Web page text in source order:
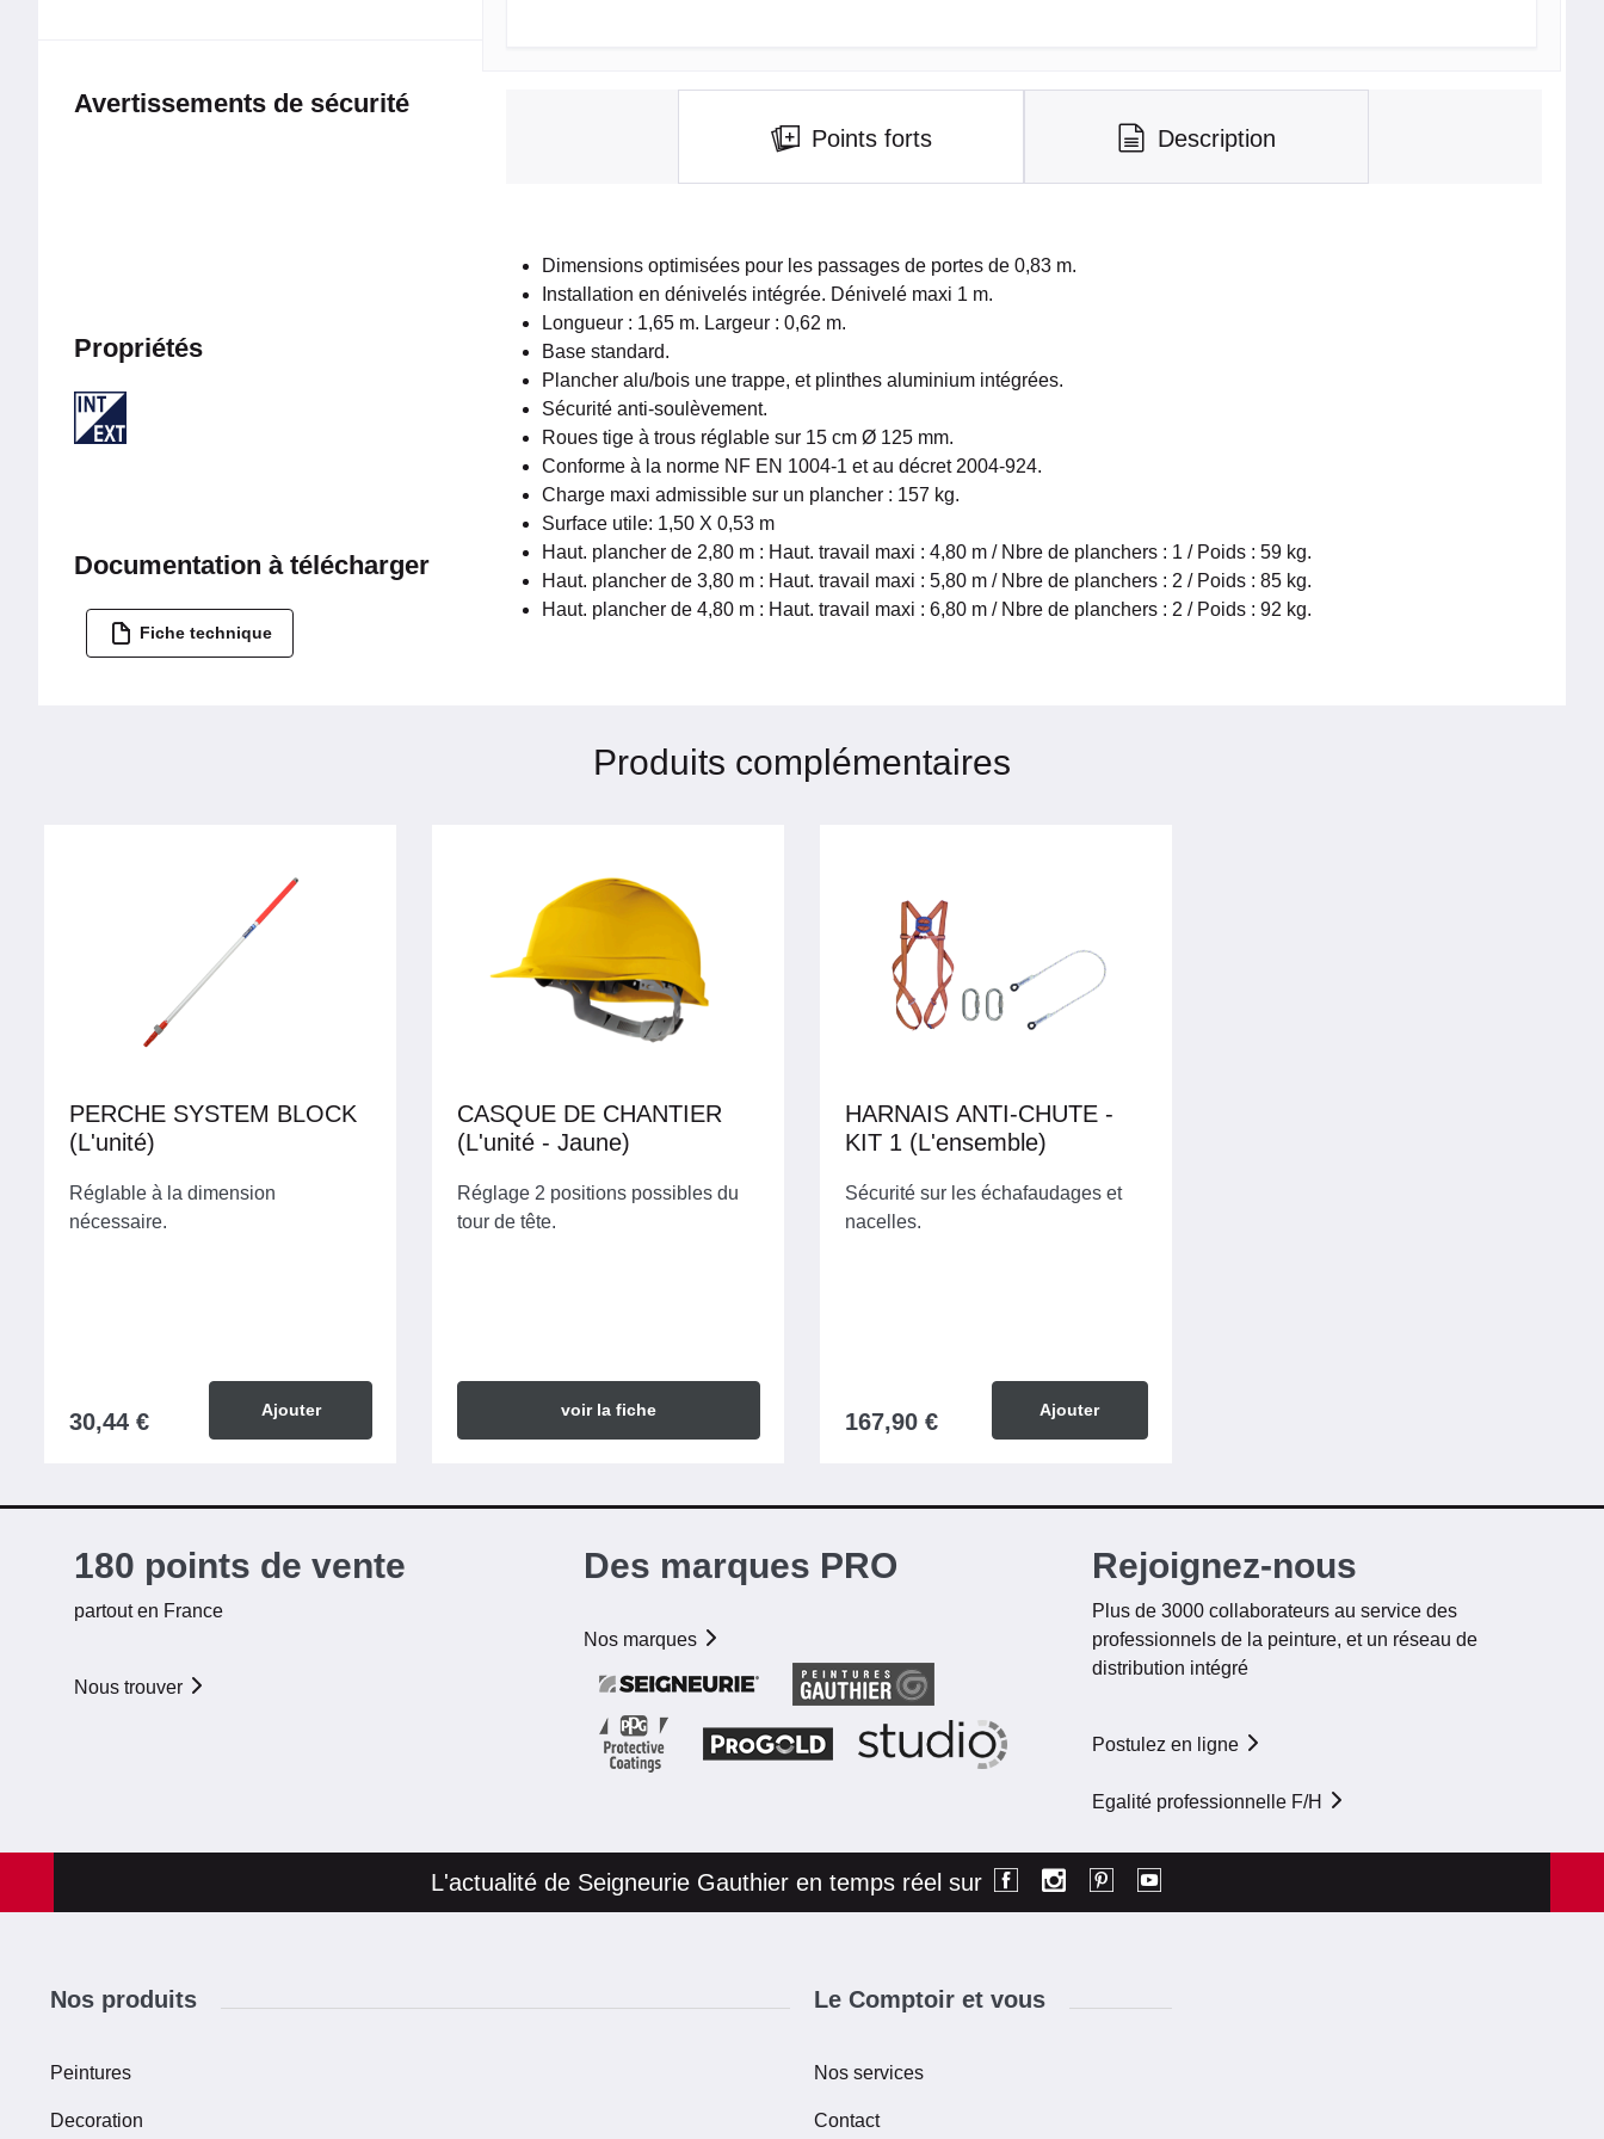
Avertissements de sécurité
Propriétés
Documentation à télécharger
Fiche technique
Points forts Description
Dimensions optimisées pour les passages de portes de 0,83 m.
Installation en dénivelés intégrée. Dénivelé maxi 1 m.
Longueur : 1,65 m. Largeur : 0,62 m.
Base standard.
Plancher alu/bois une trappe, et plinthes aluminium intégrées.
Sécurité anti-soulèvement.
Roues tige à trous réglable sur 15 cm Ø 125 mm.
Conforme à la norme NF EN 1004-1 et au décret 2004-924.
Charge maxi admissible sur un plancher : 157 kg.
Surface utile: 1,50 X 0,53 m
Haut. plancher de 2,80 m : Haut. travail maxi : 4,80 m / Nbre de planchers : 1 / Poids : 59 kg.
Haut. plancher de 3,80 m : Haut. travail maxi : 5,80 m / Nbre de planchers : 2 / Poids : 85 kg.
Haut. plancher de 4,80 m : Haut. travail maxi : 6,80 m / Nbre de planchers : 2 / Poids : 92 kg.
Produits complémentaires
PERCHE SYSTEM BLOCK
(L'unité)
Réglable à la dimension
nécessaire.
30,44 € Ajouter
CASQUE DE CHANTIER
(L'unité - Jaune)
Réglage 2 positions possibles du
tour de tête.
voir la fiche
HARNAIS ANTI-CHUTE -
KIT 1 (L'ensemble)
Sécurité sur les échafaudages et
nacelles.
167,90 € Ajouter
180 points de vente
partout en France
Nous trouver
Des marques PRO
Nos marques
Rejoignez-nous
Plus de 3000 collaborateurs au service des
professionnels de la peinture, et un réseau de
distribution intégré
Postulez en ligne
Egalité professionnelle F/H
L'actualité de Seigneurie Gauthier en temps réel sur
Nos produits
Peintures
Decoration
Le Comptoir et vous
Nos services
Contact